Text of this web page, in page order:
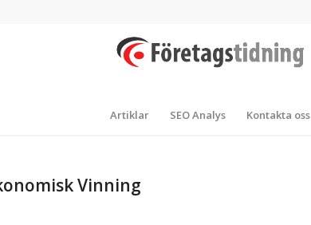
Artiklar SEO Analys Kontakta oss
Vinning